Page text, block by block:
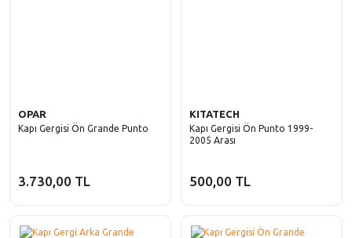
OPAR
Kapı Gergisi Ön Grande Punto
3.730,00 TL
KITATECH
Kapı Gergisi Ön Punto 1999-
2005 Arası
500,00 TL